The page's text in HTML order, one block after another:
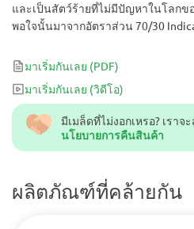
มีเมล็ดที่ไม่งอกเหรอ? เรา
นโยบายการคืนสินค้า
ผลิตภัณฑ์ที่คล้ายกัน
และเป็นสัตว์ร้ายที่ไม่มีปัญหาในโลก
พอใจนั้นมาจากอัตราส่วน 70/30
ข้างสูง และรสชาติที่อร่อยของผลไม้
คลายและเป็นทางเลือกที่ดีหากคุณทำง
มาเริ่มกันเลย (PDF)
มาเริ่มกันเลย (วิดีโอ)